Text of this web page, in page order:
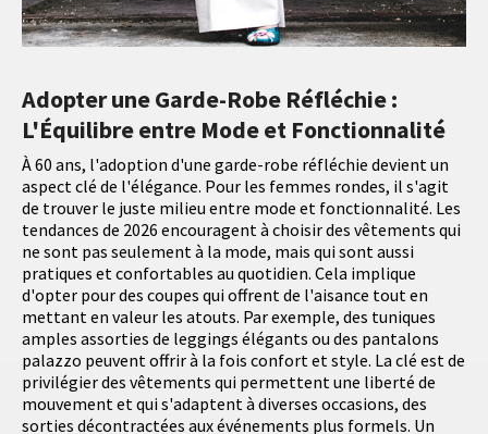
Adopter une Garde-Robe Réfléchie :
L'Équilibre entre Mode et Fonctionnalité
À 60 ans, l'adoption d'une garde-robe réfléchie devient un
aspect clé de l'élégance. Pour les femmes rondes, il s'agit
de trouver le juste milieu entre mode et fonctionnalité. Les
tendances de 2026 encouragent à choisir des vêtements qui
ne sont pas seulement à la mode, mais qui sont aussi
pratiques et confortables au quotidien. Cela implique
d'opter pour des coupes qui offrent de l'aisance tout en
mettant en valeur les atouts. Par exemple, des tuniques
amples assorties de leggings élégants ou des pantalons
palazzo peuvent offrir à la fois confort et style. La clé est de
privilégier des vêtements qui permettent une liberté de
mouvement et qui s'adaptent à diverses occasions, des
sorties décontractées aux événements plus formels. Un